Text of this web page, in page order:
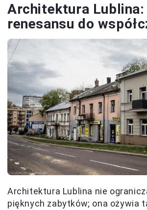
Architektura Lublina:
renesansu do
Architektura Lublina nie
pięknych zabytków; ona ożywia